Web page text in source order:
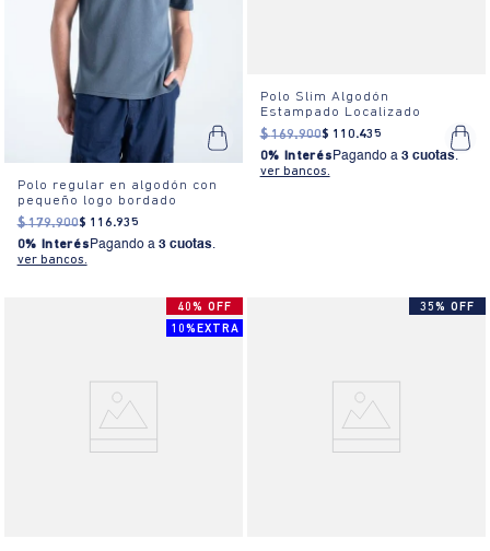
Polo regular en algodón con
pequeño logo bordado
$ 179.900$ 116.935
0% Interés Pagando a 3 cuotas.
ver bancos.
Polo Slim Algodón
Estampado Localizado
$ 169.900$ 110.435
0% Interés Pagando a 3 cuotas.
ver bancos.
40% OFF
10%EXTRA
35% OFF